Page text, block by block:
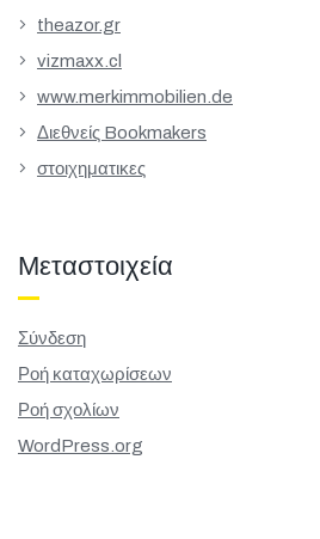
theazor.gr
vizmaxx.cl
www.merkimmobilien.de
Διεθνείς Bookmakers
στοιχηματικες
Μεταστοιχεία
Σύνδεση
Ροή καταχωρίσεων
Ροή σχολίων
WordPress.org